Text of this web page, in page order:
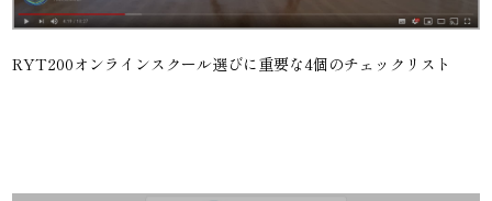
RYT200オンラインスクール選びに重要な4個のチェックリスト